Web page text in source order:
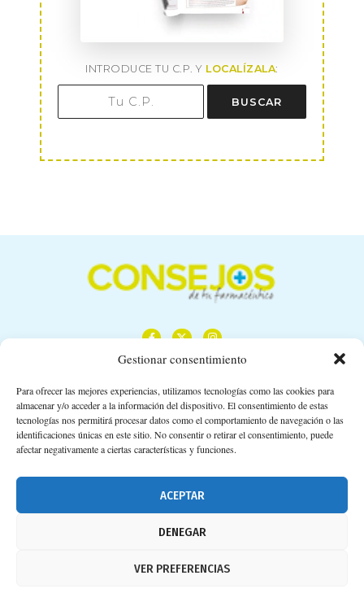
Gestionar consentimiento
Para ofrecer las mejores experiencias, utilizamos tecnologías como las cookies para
almacenar y/o acceder a la información del dispositivo. El consentimiento de estas
tecnologías nos permitirá procesar datos como el comportamiento de navegación o las
identificaciones únicas en este sitio. No consentir o retirar el consentimiento, puede
afectar negativamente a ciertas características y funciones.
ACEPTAR
DENEGAR
VER PREFERENCIAS
INTRODUCE TU C.P. Y LOCALÍZALA:
BUSCAR
Calle Camino de los Descubrimientos, 11,
Planta 3ª 41092 – Sevilla
674 02 62 03
Aviso legal
Protección de datos personales